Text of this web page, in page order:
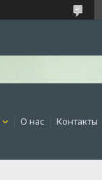
О нас Контакты